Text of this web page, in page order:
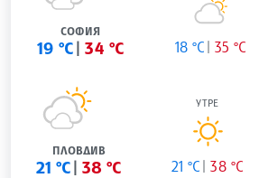
СОФИЯ
19 °C 34 °C 18 °C 35 °C
ПЛОВДИВ
21 °C 38 °C
УТРЕ
21 °C 38 °C